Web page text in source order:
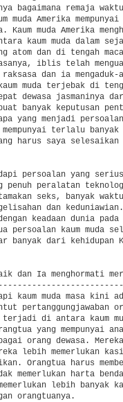
bagaimana remaja
muda Amerika mempunyai
Kaum muda Amerika
kaum muda dalam
atom dan di tengah
iblis telah
dan ia mengaduk-
muda terjebak di
dewasa jasmaninya
banyak keputusan
yang menjadi persoalan
terlalu banyak
harus saya selesaikan
persoalan yang
penuh peralatan
seks, banyak
dan
keadaan dunia pada
persoalan kaum muda
banyak dari kehidupan
dan Ia menghormati
kaum muda masa kini
pertanggungjawaban
di antara kaum
yang mempunyai
orang dewasa.
lebih memerlukan
Orangtua harus
memerlukan harta
lebih banyak
orangtuanya.